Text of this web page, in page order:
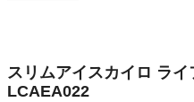
スリムアイスカイロ ラ
LCAEA022